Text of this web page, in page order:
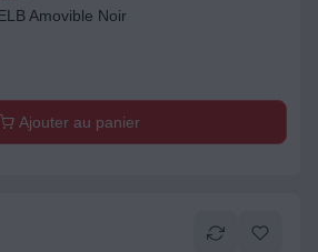
Amovible Noir
Ajouter au panier